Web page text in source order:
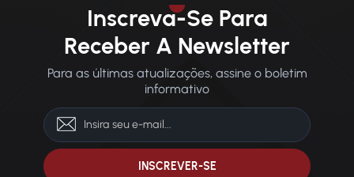
Inscreva-Se Para
Receber A Newsletter
Para as últimas atualizações, assine o boletim
informativo